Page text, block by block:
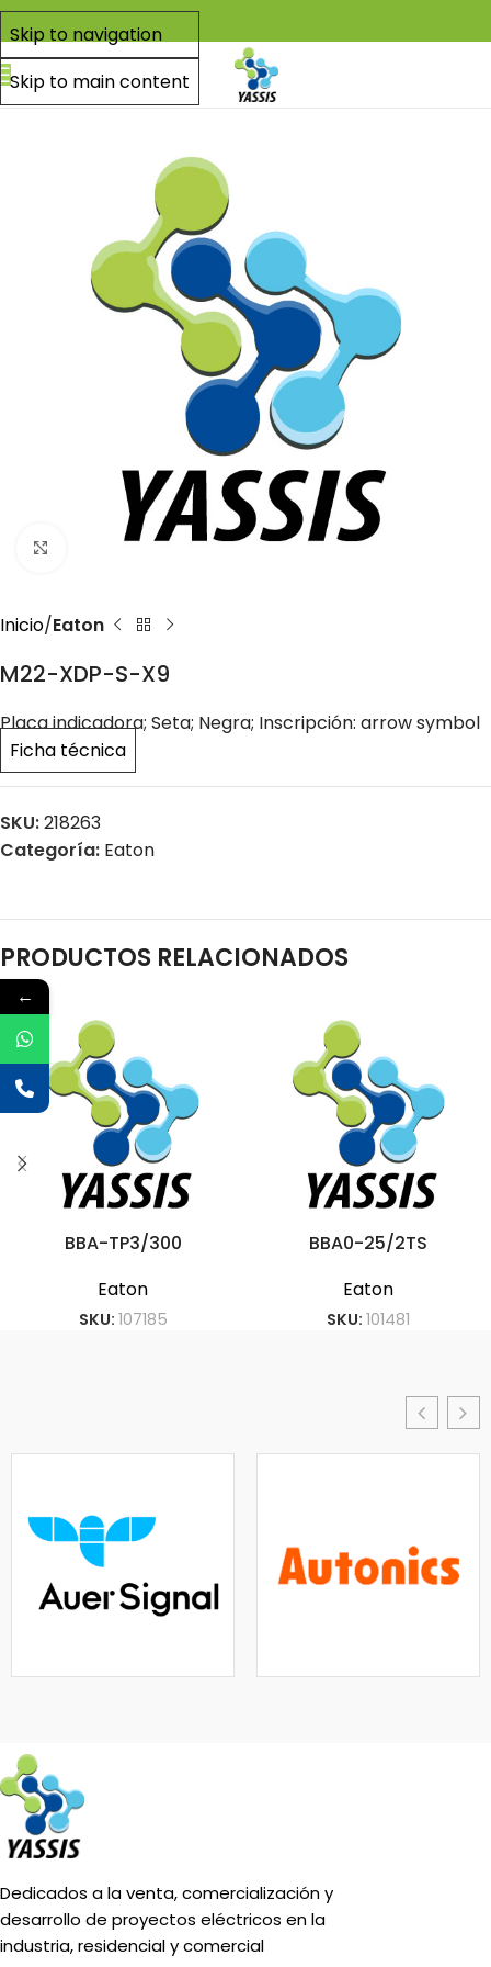
Skip to navigation
Skip to main content
Click to enlarge
Inicio Eaton
M22-XDP-S-X9
Placa indicadora; Seta; Negra; Inscripción: arrow symbol
Ficha técnica
SKU:218263
Categoría: Eaton
PRODUCTOS RELACIONADOS
BBA-TP3/300
Eaton
SKU: 107185
BBA0-25/2TS
Eaton
SKU: 101481
Dedicados a la venta, comercialización y
desarrollo de proyectos eléctricos en la
industria, residencial y comercial
←